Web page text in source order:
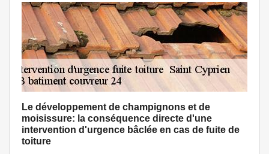
Le développement de champignons et de
moisissure: la conséquence directe d'une
intervention d'urgence bâclée en cas de fuite de
toiture